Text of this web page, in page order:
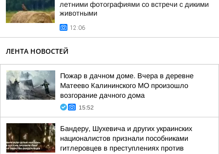
летними фотографиями со встречи с дикими
животными
12:06
ЛЕНТА НОВОСТЕЙ
Пожар в дачном доме. Вчера в деревне
Матеево Калининского МО произошло
возгорание дачного дома
15:52
Бандеру, Шухевича и других украинских
националистов признали пособниками
гитлеровцев в преступлениях против